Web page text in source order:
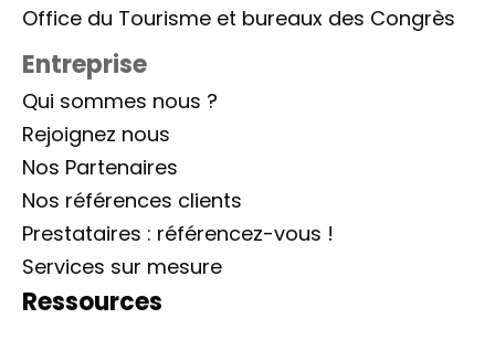
Office du Tourisme et bureaux des Congrès
Entreprise
Qui sommes nous ?
Rejoignez nous
Nos Partenaires
Nos références clients
Prestataires : référencez-vous !
Services sur mesure
Ressources